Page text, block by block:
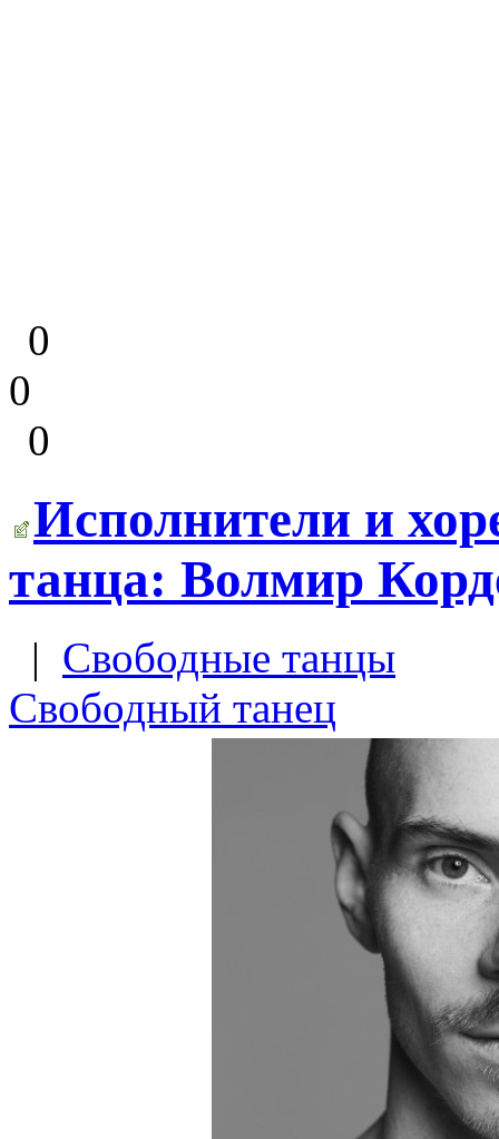
0
0
0
Исполнители и
танца: Волмир
| Свободные танцы
Свободный танец